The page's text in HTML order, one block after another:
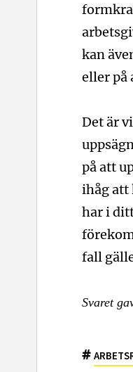
kan
eller på
Det är
på att
ihåg att
har i
fall
Svaret
#